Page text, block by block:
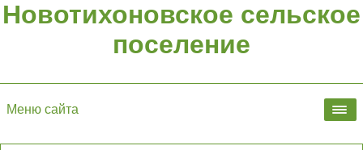
Новотихоновское сельское
поселение
Меню сайта